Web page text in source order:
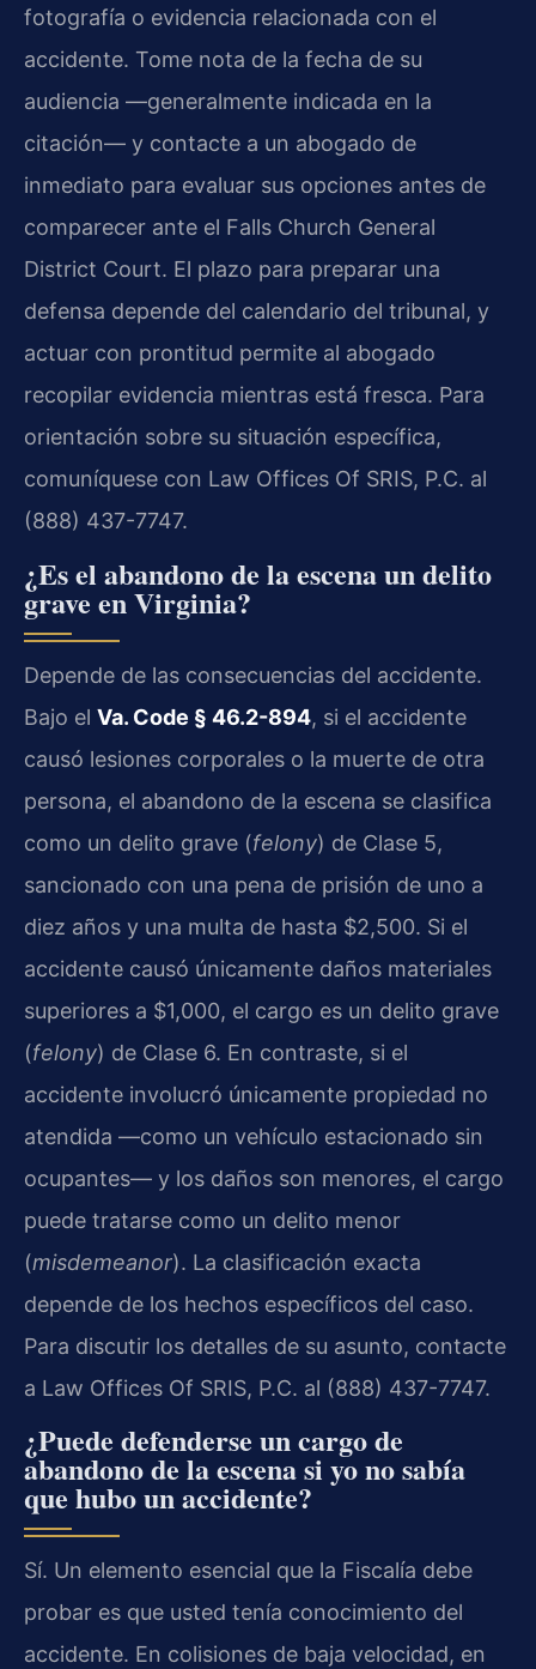
fotografía o evidencia relacionada con el
accidente. Tome nota de la fecha de su
audiencia —generalmente indicada en la
citación— y contacte a un abogado de
inmediato para evaluar sus opciones antes de
comparecer ante el Falls Church General
District Court. El plazo para preparar una
defensa depende del calendario del tribunal, y
actuar con prontitud permite al abogado
recopilar evidencia mientras está fresca. Para
orientación sobre su situación específica,
comuníquese con Law Offices Of SRIS, P.C. al
(888) 437-7747.
¿Es el abandono de la escena un delito
grave en Virginia?
Depende de las consecuencias del accidente.
Bajo el Va. Code § 46.2-894, si el accidente
causó lesiones corporales o la muerte de otra
persona, el abandono de la escena se clasifica
como un delito grave (felony) de Clase 5,
sancionado con una pena de prisión de uno a
diez años y una multa de hasta $2,500. Si el
accidente causó únicamente daños materiales
superiores a $1,000, el cargo es un delito grave
(felony) de Clase 6. En contraste, si el
accidente involucró únicamente propiedad no
atendida —como un vehículo estacionado sin
ocupantes— y los daños son menores, el cargo
puede tratarse como un delito menor
(misdemeanor). La clasificación exacta
depende de los hechos específicos del caso.
Para discutir los detalles de su asunto, contacte
a Law Offices Of SRIS, P.C. al (888) 437-7747.
¿Puede defenderse un cargo de
abandono de la escena si yo no sabía
que hubo un accidente?
Sí. Un elemento esencial que la Fiscalía debe
probar es que usted tenía conocimiento del
accidente. En colisiones de baja velocidad, en